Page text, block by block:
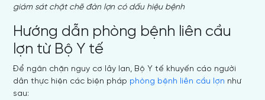
giám sát chặt chẽ đàn lợn có dấu hiệu bệnh
Hướng dẫn phòng bệnh liên cầu
lợn từ Bộ Y tế
Để ngăn chặn nguy cơ lây lan, Bộ Y tế khuyến cáo người
dân thực hiện các biện pháp phòng bệnh liên cầu lợn như
sau: